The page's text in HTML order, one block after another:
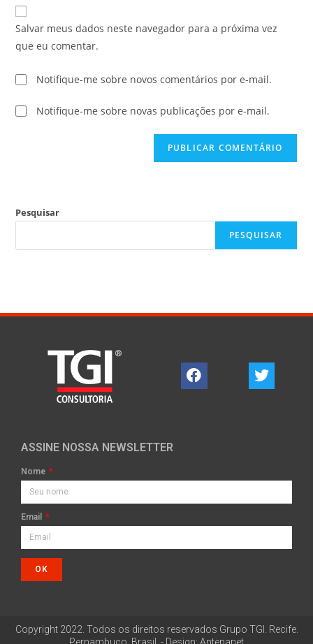
Salvar meus dados neste navegador para a próxima vez
que eu comentar.
Notifique-me sobre novos comentários por e-mail.
Notifique-me sobre novas publicações por e-mail.
Pesquisar
PESQUISAR
ASSINE NOSSA NEWSLETTER
Nome
Email
OK
Copyright 2022. Todos os direitos reservados Grupo TGI. Recife.
Pernambuco, Brasil. - Design: Antenanet